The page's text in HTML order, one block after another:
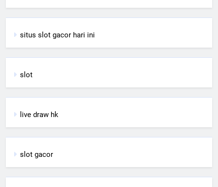
situs slot gacor hari ini
slot
live draw hk
slot gacor